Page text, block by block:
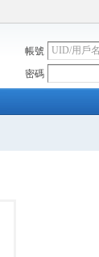
帳號
密碼